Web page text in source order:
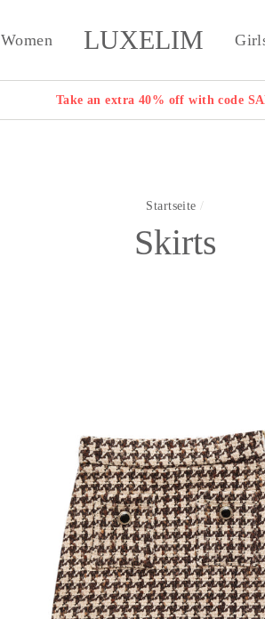
Women LUXELIM
Take an extra 40% off with code
Startseite /
Skirts